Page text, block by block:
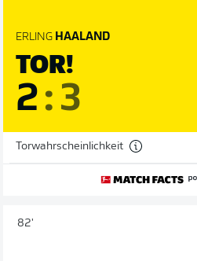
ERLING HAALAND
TOR!
2: 3
Torwahrscheinlichkeit
82'